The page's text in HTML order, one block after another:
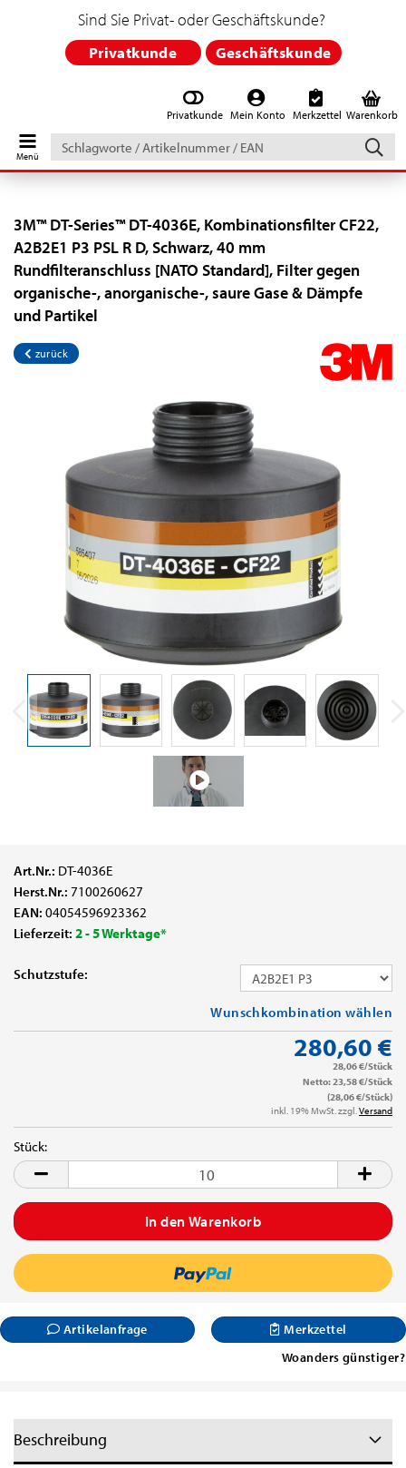
Privatkunde Mein Konto Merkzettel Warenkorb
Schlagworte
/
Artikelnummer
EAN
Sind Sie Privat- oder Geschäftskunde?
Privatkunde Geschäftskunde
3M™ DT-Series™ DT-4036E, Kombinationsfilter CF22,
A2B2E1 P3 PSL R D, Schwarz, 40 mm
Rundfilteranschluss [NATO Standard], Filter gegen
organische-, anorganische-, saure Gase & Dämpfe
und Partikel
zurück
Art.Nr.: DT-4036E
Herst.Nr.: 7100260627
EAN: 04054596923362
Lieferzeit: 2 - 5 Werktage*
Schutzstufe:
Wunschkombination wählen
280,60 €
28,06 €/Stück
Netto: 23,58 €/Stück
(28,06 €/Stück)
inkl. 19% MwSt. zzgl.Versand
Stück:
Stück
Artikelanfrage
Merkzettel
Woanders günstiger?
Beschreibung